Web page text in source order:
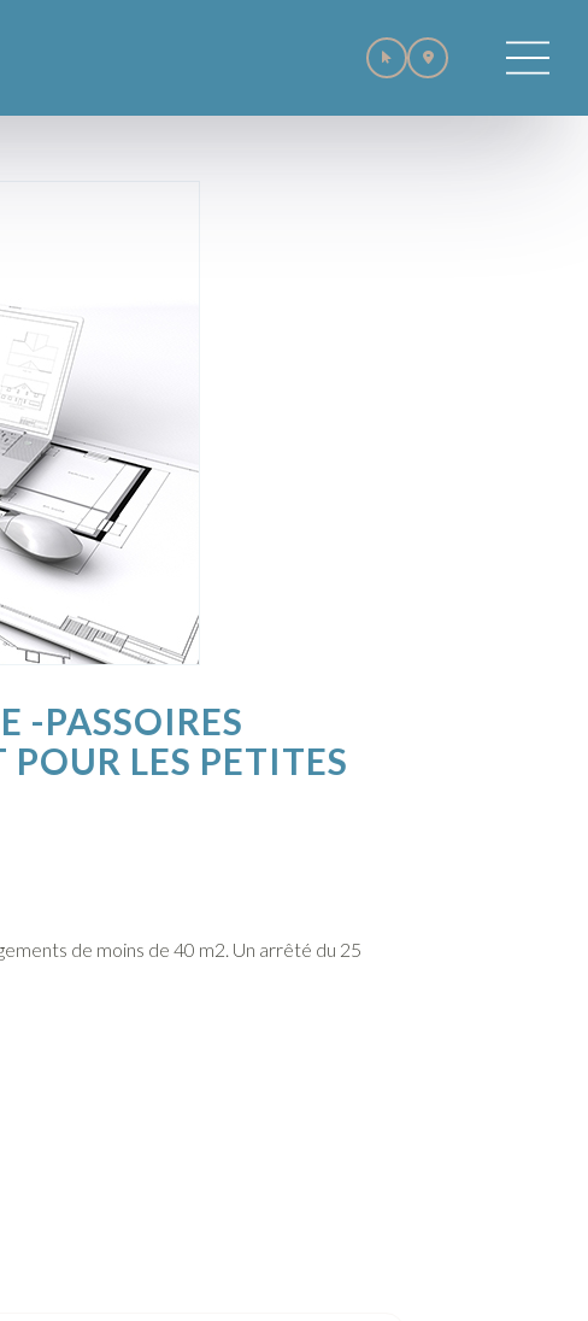
-PASSOIRES
LES PETITES
de moins de 40 m2. Un arrêté du 25